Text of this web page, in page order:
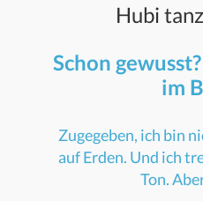
Hubi
Schon
im
Zugegeben, ich bin
auf Erden. Und ich
Ton.